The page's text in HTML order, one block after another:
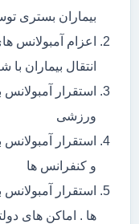
بیماران بستری
انتقال بیماران
استقرار
ورزشی
استقرار
و کنفرانس ها
استقرار
ها . اماکن های